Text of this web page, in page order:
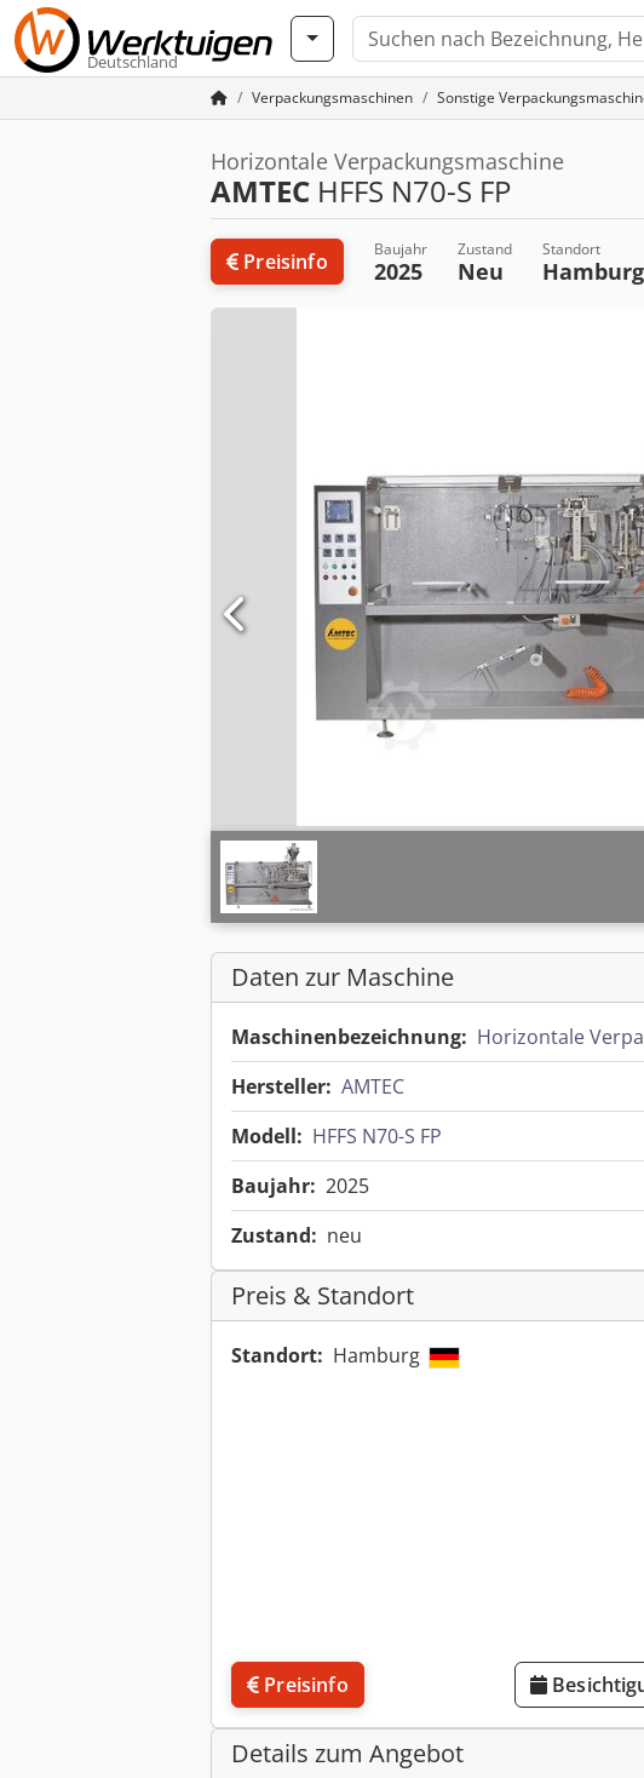
Deutschland
Verpackungsmaschinen Sonstige
Horizontale Verpackungsmaschine
AMTEC HFFS N70-S FP
Preisinfo Baujahr
2025
Zustand
Neu
Standort
Hamburg
Daten zur Maschine
Maschinenbezeichnung: Horizontale
Hersteller: AMTEC
Modell: HFFS N70-S FP
Baujahr: 2025
Zustand: neu
Preis & Standort
Standort: Hamburg
Preisinfo
Details zum Angebot